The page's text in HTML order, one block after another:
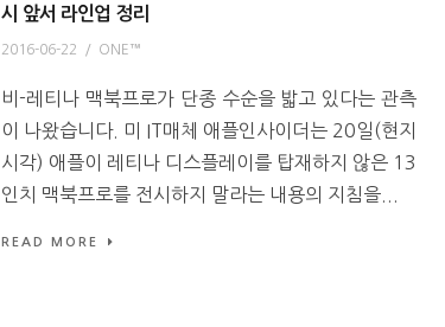
시 앞서 라인업 정리
2016-06-22 / ONE™
비-레티나 맥북프로가 단종 수순을 밟고 있다는 관측
이 나왔습니다. 미 IT매체 애플인사이더는 20일(현지
시각) 애플이 레티나 디스플레이를 탑재하지 않은 13
인치 맥북프로를 전시하지 말라는 내용의 지침을...
READ MORE